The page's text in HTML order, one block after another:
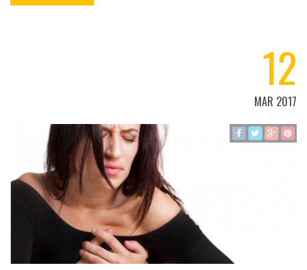
12
MAR 2017